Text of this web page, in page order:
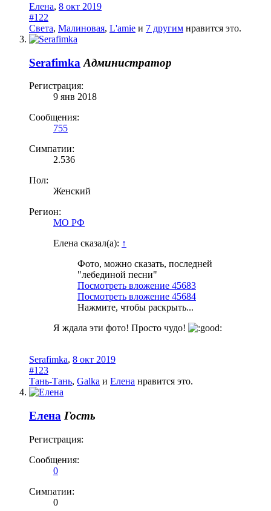
Елена, 8 окт 2019
#122
Света, Малиновая, L'amie и 7 другим нравится это.
Serafimka Администратор
Регистрация:
9 янв 2018
Сообщения:
755
Симпатии:
2.536
Пол:
Женский
Регион:
МО РФ
Елена сказал(а): ↑
Фото, можно сказать, последней
"лебединой песни"
Посмотреть вложение 45683
Посмотреть вложение 45684
Нажмите, чтобы раскрыть...
Я ждала эти фото! Просто чудо!
Serafimka, 8 окт 2019
#123
Тань-Тань, Galka и Елена нравится это.
Елена Гость
Регистрация:
Сообщения:
0
Симпатии:
0